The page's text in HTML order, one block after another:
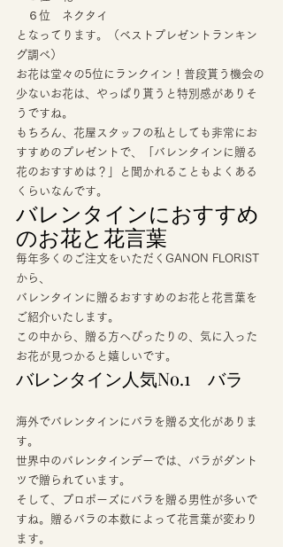
６位　ネクタイ
となってります。（ベストプレゼントランキン
グ調べ）
お花は堂々の5位にランクイン！普段貰う機会の
少ないお花は、やっぱり貰うと特別感がありそ
うですね。
もちろん、花屋スタッフの私としても非常にお
すすめのプレゼントで、「バレンタインに贈る
花のおすすめは？」と聞かれることもよくある
くらいなんです。
バレンタインにおすすめ
のお花と花言葉
毎年多くのご注文をいただくGANON FLORIST
から、
バレンタインに贈るおすすめのお花と花言葉を
ご紹介いたします。
この中から、贈る方へぴったりの、気に入った
お花が見つかると嬉しいです。
バレンタイン人気No.1　バラ
海外でバレンタインにバラを贈る文化がありま
す。
世界中のバレンタインデーでは、バラがダント
ツで贈られています。
そして、プロポーズにバラを贈る男性が多いで
すね。贈るバラの本数によって花言葉が変わり
ます。